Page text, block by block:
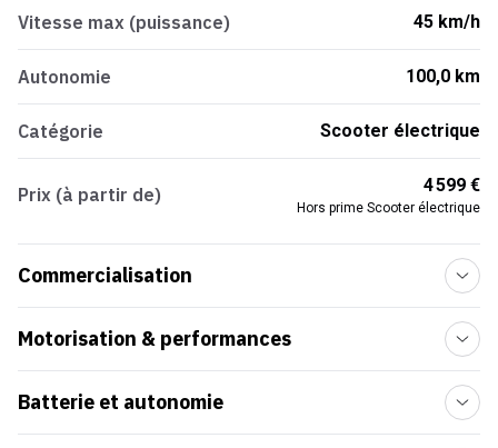
Vitesse max (puissance) 45 km/h
Autonomie 100,0 km
Catégorie Scooter électrique
Prix (à partir de) 4 599 €
Hors prime Scooter électrique
Commercialisation
Motorisation & performances
Batterie et autonomie